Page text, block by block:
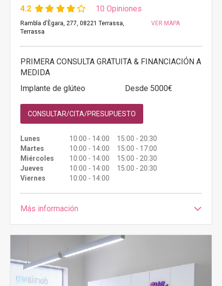
4.2 10 Opiniones
Rambla d'Ègara, 277, 08221 Terrassa,
Terrassa
VER MAPA
PRIMERA CONSULTA GRATUITA & FINANCIACIÓN A
MEDIDA
Implante de glúteo
Desde 5000€
CONSULTAR/CITA/PRESUPUESTO
Lunes
10:00 - 14:00 15:00 - 20:30
Martes
10:00 - 14:00 15:00 - 17:00
Miércoles
10:00 - 14:00 15:00 - 20:30
Jueves
10:00 - 14:00 15:00 - 20:30
Viernes
10:00 - 14:00
Más información